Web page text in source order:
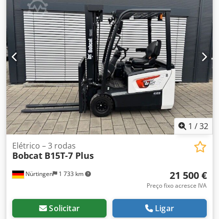
do pneu dianteiro:Tandem, tamanho do pneu traseiro: ,
peso total:1 222 kg, 5041176 Dkjdpfx Aox Nk Hyjf Her
Número de série: OBWNE-000719 Especificações da
bateria: 24 Volts, 150 Ah
1 /32
Nürtingen 1 733 km
Elétrico – 3 rodas
Bobcat B15T-7 Plus
21 500 €
Preço fixo acresce IVA
Solicitar Ligar